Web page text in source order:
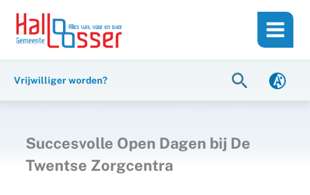
inhoud
naar
Vrijwilliger worden? Zoeken
Succesvolle Open Dagen bij De
Twentse Zorgcentra